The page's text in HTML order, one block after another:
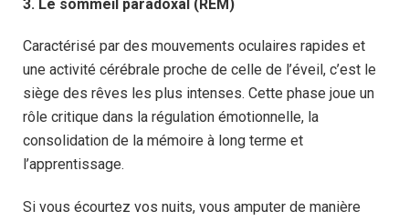
3. Le sommeil paradoxal (REM)
Caractérisé par des mouvements oculaires rapides et
une activité cérébrale proche de celle de l’éveil, c’est le
siège des rêves les plus intenses. Cette phase joue un
rôle critique dans la régulation émotionnelle, la
consolidation de la mémoire à long terme et
l’apprentissage.
Si vous écourtez vos nuits, vous amputer de manière